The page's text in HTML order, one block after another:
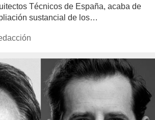
Técnicos de España, acaba de
sustancial de los…
www.experimenta.es/author/redaccion/